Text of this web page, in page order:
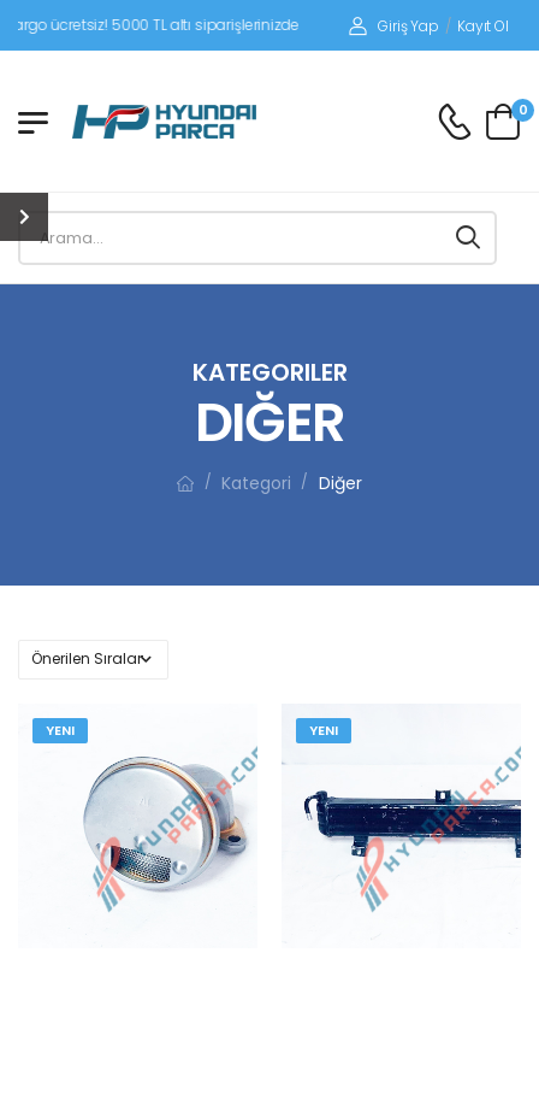
5000 TL altı siparişlerinizde siparişleriniz alıcı ödemeli gönderilir.
Giriş Yap / Kayıt Ol
0
KATEGORILER
DIĞER
/ Kategori / Diğer
YENI YENI